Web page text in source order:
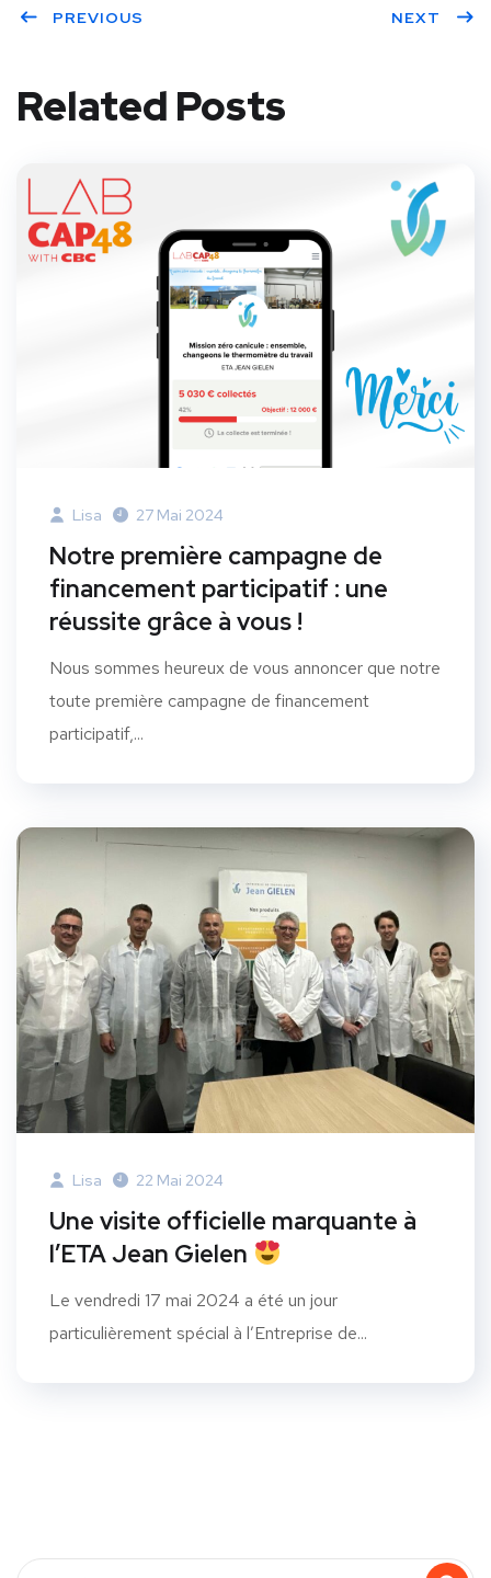
PREVIOUS NEXT
Related Posts
Lisa 27 Mai 2024
Notre première campagne de
financement participatif : une
réussite grâce à vous !
Nous sommes heureux de vous annoncer que notre
toute première campagne de financement
participatif,...
Lisa 22 Mai 2024
Une visite officielle marquante à
l’ETA Jean Gielen
Le vendredi 17 mai 2024 a été un jour
particulièrement spécial à l’Entreprise de...